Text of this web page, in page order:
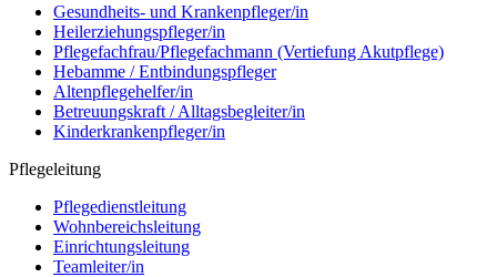
Gesundheits- und Krankenpfleger/in
Heilerziehungspfleger/in
Pflegefachfrau/Pflegefachmann (Vertiefung Akutpflege)
Hebamme / Entbindungspfleger
Altenpflegehelfer/in
Betreuungskraft / Alltagsbegleiter/in
Kinderkrankenpfleger/in
Pflegeleitung
Pflegedienstleitung
Wohnbereichsleitung
Einrichtungsleitung
Teamleiter/in